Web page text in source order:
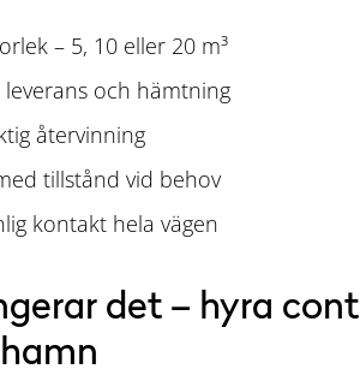
– 5, 10 eller 20 m³
leverans och hämtning
återvinning
tillstånd vid behov
kontakt hela vägen
det – hyra